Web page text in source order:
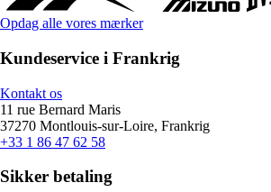
Opdag alle vores mærker
Kundeservice i Frankrig
Kontakt os
11 rue Bernard Maris
37270 Montlouis-sur-Loire, Frankrig
+33 1 86 47 62 58
Sikker betaling